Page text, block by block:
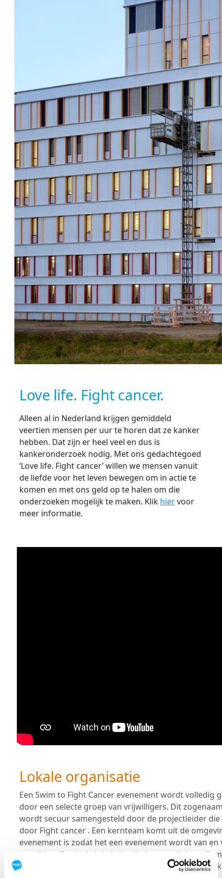
Love life. Fight cancer.
Alleen al in Nederland krijgen gemiddeld
veertien mensen per uur te horen dat ze kanker
hebben. Dat zijn er heel veel en dus is
kankeronderzoek nodig. Met ons gedachtegoed
‘Love life. Fight cancer’ willen we mensen vanuit
de liefde voor het leven bewegen om in actie te
komen en met ons geld op te halen om die
onderzoeken mogelijk te maken. Klik hiervoor
meer informatie.
Lokale organisatie
Een Swim to Fight Cancer evenement wordt volledig
door een selecte groep van vrijwilligers. Dit
wordt secuur samengesteld door de projectleider die
door Fight cancer . Een kernteam komt uit de
evenement is zodat het een evenement wordt van en
bevolking. Dat is de lokale kracht in wat wij doen.
allen. In jouw eigen omgeving. Met de mensen die jij